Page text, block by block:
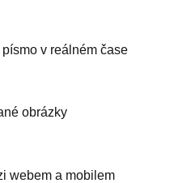
v reálném čase
obrázky
webem a mobilem